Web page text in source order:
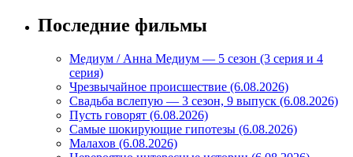
Последние фильмы
Медиум / Анна Медиум — 5 сезон (3 серия и 4
серия)
Чрезвычайное происшествие (6.08.2026)
Свадьба вслепую — 3 сезон, 9 выпуск (6.08.2026)
Пусть говорят (6.08.2026)
Самые шокирующие гипотезы (6.08.2026)
Малахов (6.08.2026)